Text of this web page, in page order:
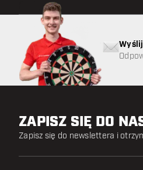
ZAPISZ SIĘ DO
Zapisz się do newslettera i